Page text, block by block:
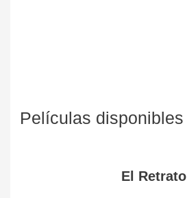
Películas disponibles
El Retrato